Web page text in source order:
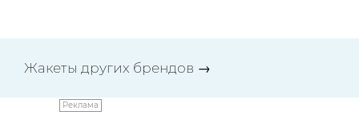
Жакеты других брендов →
Реклама